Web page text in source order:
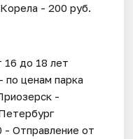
- 200 руб.
16 до 18 лет
по ценам парка
-
- Отправление от